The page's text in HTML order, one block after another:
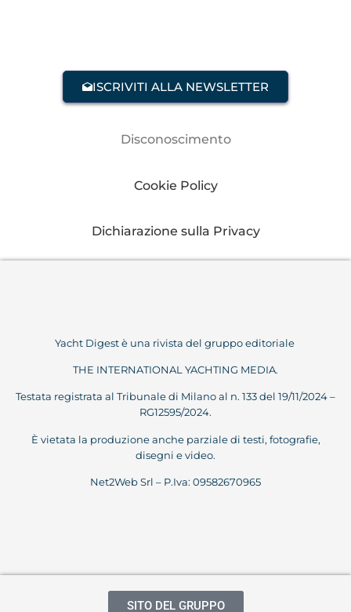
ISCRIVITI ALLA NEWSLETTER
Disconoscimento
Cookie Policy
Dichiarazione sulla Privacy
Yacht Digest è una rivista del gruppo editoriale
THE INTERNATIONAL YACHTING MEDIA.
Testata registrata al Tribunale di Milano al n. 133 del 19/11/2024 –
RG12595/2024.
È vietata la produzione anche parziale di testi, fotografie,
disegni e video.
Net2Web Srl – P.Iva: 09582670965
SITO DEL GRUPPO